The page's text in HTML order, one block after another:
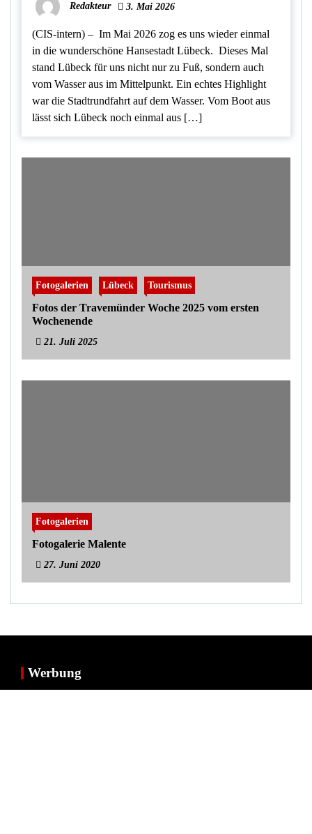
Redakteur 3. Mai 2026
(CIS-intern) – Im Mai 2026 zog es uns wieder einmal
in die wunderschöne Hansestadt Lübeck. Dieses Mal
stand Lübeck für uns nicht nur zu Fuß, sondern auch
vom Wasser aus im Mittelpunkt. Ein echtes Highlight
war die Stadtrundfahrt auf dem Wasser. Vom Boot aus
lässt sich Lübeck noch einmal aus […]
Fotogalerien Lübeck Tourismus
Fotos der Travemünder Woche 2025 vom ersten
Wochenende
21. Juli 2025
Fotogalerien
Fotogalerie Malente
27. Juni 2020
Werbung